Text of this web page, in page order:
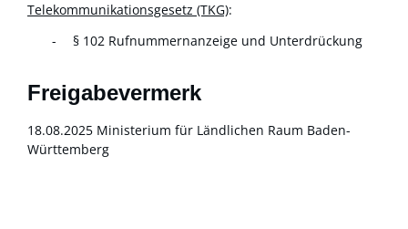
Telekommunikationsgesetz (TKG):
§ 102 Rufnummernanzeige und Unterdrückung
Freigabevermerk
18.08.2025 Ministerium für Ländlichen Raum Baden-
Württemberg